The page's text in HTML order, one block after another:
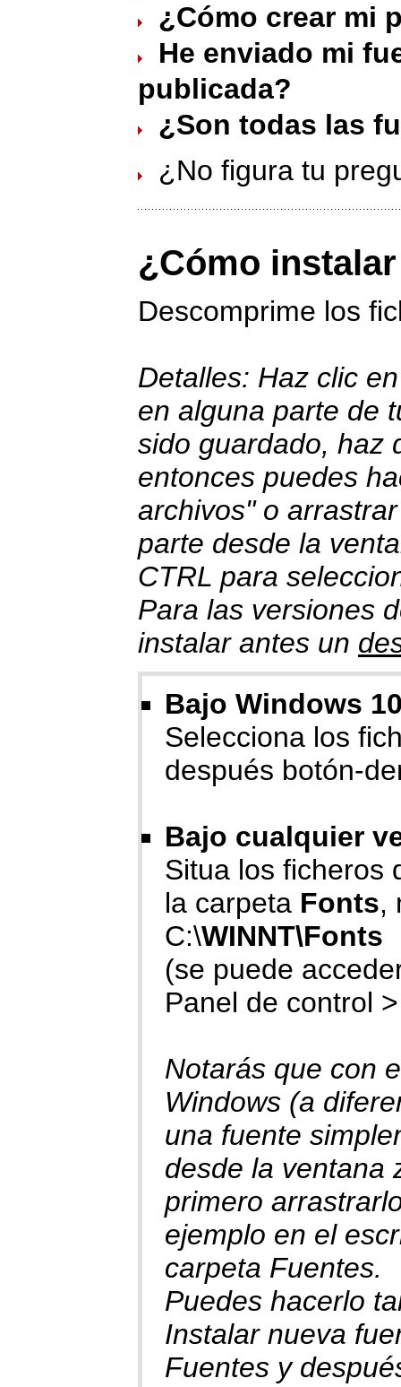
¿Cómo crear mi
He enviado mi
publicada?
¿Son todas las
¿No figura tu
¿Cómo
Descomprime los
Detalles: Haz clic
en alguna parte de
sido guardado, haz
entonces puedes
archivos" o
parte desde la
CTRL para
Para las versiones
instalar antes un
Bajo Windows
Selecciona los
después botón-
Bajo cualquier
Situa los ficheros
la carpeta Fonts,
C:\WINNT\Fonts
(se puede
Panel de control
Notarás que con
Windows (a
una fuente
desde la ventana
primero
ejemplo en el
carpeta Fuentes.
Puedes hacerlo
Instalar nueva
Fuentes y